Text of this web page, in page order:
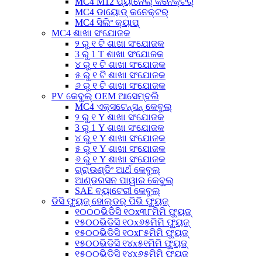
MC4 ଡାୟୋଡ୍ କନେକ୍ଟର୍
MC4 ସିଲିଂ କ୍ୟାପ୍
MC4 ଶାଖା ସଂଯୋଜକ
୨ ରୁ ୧ ଟି ଶାଖା ସଂଯୋଜକ
3 ରୁ 1 T ଶାଖା ସଂଯୋଜକ
୪ ରୁ ୧ ଟି ଶାଖା ସଂଯୋଜକ
୫ ରୁ ୧ ଟି ଶାଖା ସଂଯୋଜକ
୬ ରୁ ୧ ଟି ଶାଖା ସଂଯୋଜକ
PV କେବୁଲ୍ OEM ଆସେମ୍ବଲି
MC4 ଏକ୍ସଟେନ୍ସନ୍ କେବୁଲ୍
୨ ରୁ ୧ Y ଶାଖା ସଂଯୋଜକ
3 ରୁ 1 Y ଶାଖା ସଂଯୋଜକ
୪ ରୁ ୧ Y ଶାଖା ସଂଯୋଜକ
୫ ରୁ ୧ Y ଶାଖା ସଂଯୋଜକ
୬ ରୁ ୧ Y ଶାଖା ସଂଯୋଜକ
ଗ୍ରାଉଣ୍ଡିଂ ଆର୍ଥ କେବୁଲ୍
ଆଣ୍ଡରସନ ପାୱାର କେବୁଲ୍
SAE ବ୍ୟାଟେରୀ କେବୁଲ୍
ଡିସି ଫ୍ୟୁଜ୍ ହୋଲ୍ଡର୍ ପିଭି ଫ୍ୟୁଜ୍
୧୦୦୦ଭିଡିସି ୧୦x୩୮ମିମି ଫ୍ୟୁଜ୍
୧୫୦୦ଭିଡିସି ୧୦x୬୫ମିମି ଫ୍ୟୁଜ୍
୧୫୦୦ଭିଡିସି ୧୦x୮୫ମିମି ଫ୍ୟୁଜ୍
୧୫୦୦ଭିଡିସି ୧୪x୫୧ମିମି ଫ୍ୟୁଜ୍
୧୫୦୦ଭିଡିସି ୧୪x୬୫ମିମି ଫ୍ୟୁଜ୍